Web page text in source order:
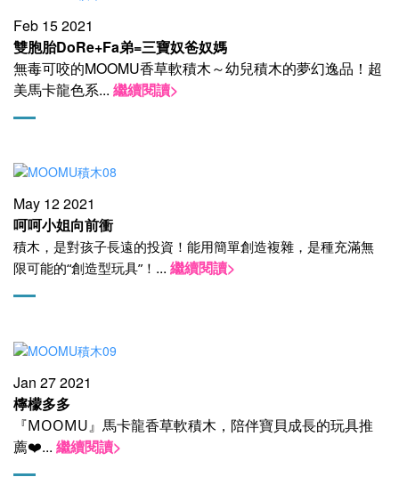
Feb 15 2021
雙胞胎DoRe+Fa弟=三寶奴爸奴媽
無毒可咬的MOOMU香草軟積木～幼兒積木的夢幻逸品！超
美馬卡龍色系... 繼續閱讀>
May 12 2021
呵呵小姐向前衝
積木，是對孩子長遠的投資！​能用簡單創造複雜，是種充滿無
限可能的​“創造型玩具”！ ... 繼續閱讀>
Jan 27 2021
檸檬多多
『MOOMU』馬卡龍香草軟積木，陪伴寶貝成長的玩具推
薦❤️... 繼續閱讀>